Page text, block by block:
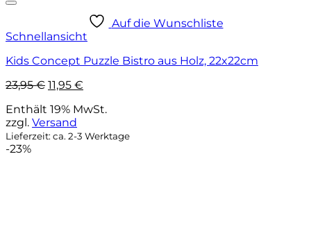
Auf die Wunschliste
Schnellansicht
Kids Concept Puzzle Bistro aus Holz, 22x22cm
23,95€ Ursprünglicher
war:
23,95 €
11,95 €
ist:
Enthält 19% MwSt.
zzgl. Versand
Lieferzeit: ca. 2-3 Werktage
-23%